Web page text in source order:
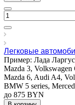
Легковые
Пример: Лада
Mazda 3,
Mazda 6, Audi A4,
BMW 5 series,
до 875 BYN